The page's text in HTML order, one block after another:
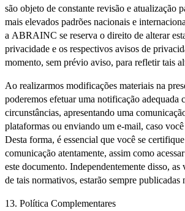
são objeto de constante revisão e atualização
mais elevados padrões nacionais e
a ABRAINC se reserva o direito de alterar
privacidade e os respectivos avisos de
momento, sem prévio aviso, para refletir tais
Ao realizarmos modificações materiais na
poderemos efetuar uma notificação adequada
circunstâncias, apresentando uma
plataformas ou enviando um e-mail, caso você
Desta forma, é essencial que você se
comunicação atentamente, assim como
este documento. Independentemente disso, as
de tais normativos, estarão sempre publicadas
13. Política Complementares